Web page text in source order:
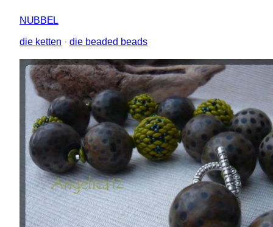
NUBBEL
die ketten · die beaded beads